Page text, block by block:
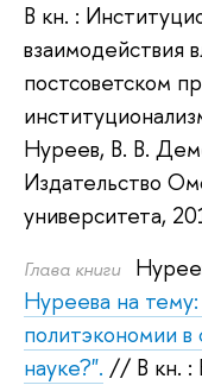
В кн. :
взаимодействия
постсоветском
Нуреев, В. В.
Издательство
университета,
Глава книги
Нуреева на
политэкономии
науке?". // В кн. :